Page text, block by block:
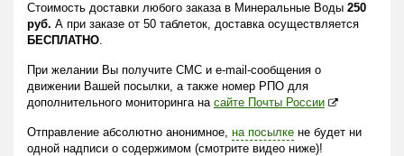
Стоимость доставки любого заказа в Минеральные Воды 250
руб. А при заказе от 50 таблеток, доставка осуществляется
БЕСПЛАТНО.
При желании Вы получите СМС и e-mail-сообщения о
движении Вашей посылки, а также номер РПО для
дополнительного мониторинга на сайте Почты России
Отправление абсолютно анонимное, на посылке не будет ни
одной надписи о содержимом (смотрите видео ниже)!